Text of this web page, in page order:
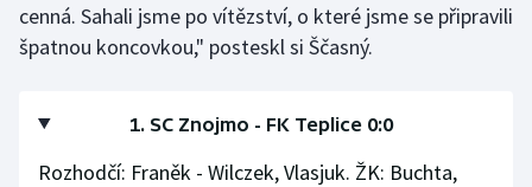
cenná. Sahali jsme po vítězství, o které jsme se připravili
špatnou koncovkou," posteskl si Ščasný.
1. SC Znojmo - FK Teplice 0:0
Rozhodčí: Franěk - Wilczek, Vlasjuk. ŽK: Buchta,